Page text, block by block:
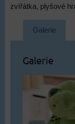
zvířátka, plyšové
Galerie
Galerie